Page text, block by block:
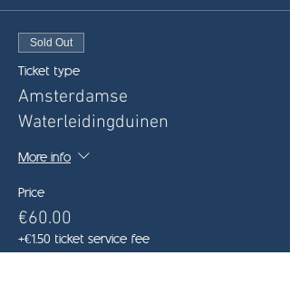
Sold Out
Ticket type
Amsterdamse
Waterleidingduinen
More info
Price
€60.00
+€1.50 ticket service fee